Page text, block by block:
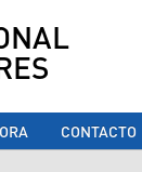
CONTACTO